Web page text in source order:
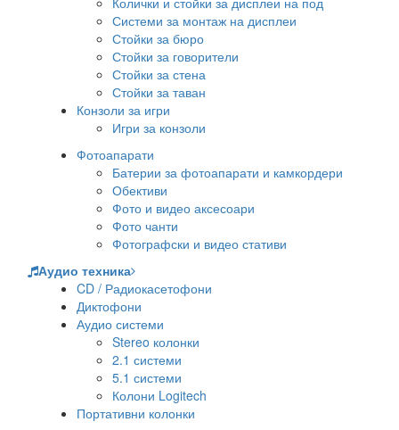
Системи за монтаж на дисплеи
Стойки за бюро
Стойки за говорители
Стойки за стена
Стойки за таван
Конзоли за игри
Игри за конзоли
Фотоапарати
Батерии за фотоапарати и камкордери
Обективи
Фото и видео аксесоари
Фото чанти
Фотографски и видео стативи
Аудио техника
CD / Радиокасетофони
Диктофони
Аудио системи
Stereo колонки
2.1 системи
5.1 системи
Колони Logitech
Портативни колонки